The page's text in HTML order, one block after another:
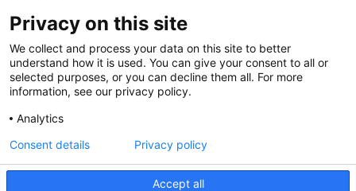
Ne manquez plus aucune actualité du
Centre Jacques Cartier
S’INSCRIRE
Suivez nous sur :
Privacy on this site
We collect and process your data on this site to better
understand how it is used. You can give your consent to all or
selected purposes, or you can decline them all. For more
information, see our privacy policy.
Analytics
Accept all
Consent details Privacy policy